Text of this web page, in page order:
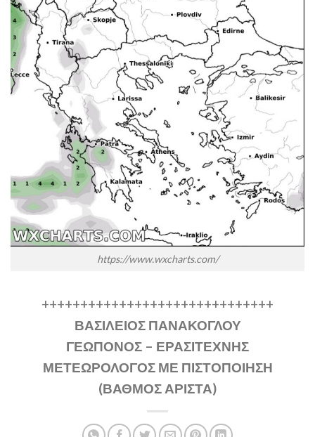
https://www.wxcharts.com/
++++++++++++++++++++++++++++++
ΒΑΣΙΛΕΙΟΣ ΠΑΝΑΚΟΓΛΟΥ
ΓΕΩΠΟΝΟΣ – ΕΡΑΣΙΤΕΧΝΗΣ
ΜΕΤΕΩΡΟΛΟΓΟΣ ΜΕ ΠΙΣΤΟΠΟΙΗΣΗ
(ΒΑΘΜΟΣ ΑΡΙΣΤΑ)